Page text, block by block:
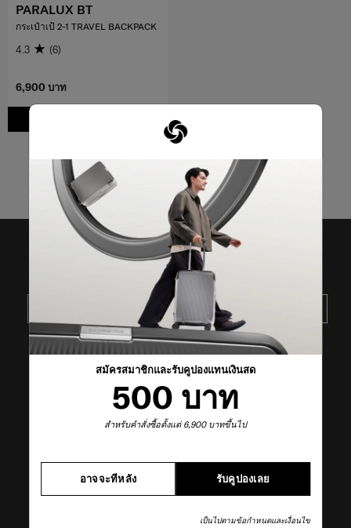
สมัครสมาชิกและรับคูปองแทนเงินสด
500 บาท
สำหรับคำสั่งซื้อตั้งแต่ 6,900 บาทขึ้นไป
รับคูปองเลย
อาจจะทีหลัง
เป็นไปตามข้อกำหนดและเงื่อนไข
6,900 บาท
PARALUX BT
กระเป๋าเป้ 2-1 TRAVEL BACKPACK
4.3 (6)
ผลิตภัณฑ์
รับข่าวสารล่าสุดจาก SAMSONITE
VISIT OUR OTHER BRANDS